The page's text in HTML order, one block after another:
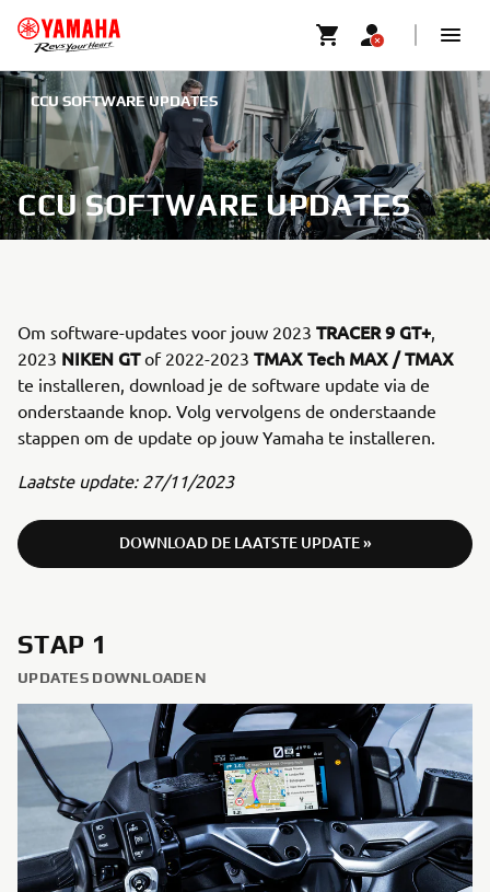
CCU SOFTWARE UPDATES
CCU SOFTWARE UPDATES
Om software-updates voor jouw 2023 TRACER 9 GT+,
2023 NIKEN GTof 2022-2023 TMAX Tech MAX / TMAX
te installeren, download je de software update via de
onderstaande knop. Volg vervolgens de onderstaande
stappen om de update op jouw Yamaha te installeren.
Laatste update: 27/11/2023
DOWNLOAD DE LAATSTE UPDATE »
STAP 1
UPDATES DOWNLOADEN